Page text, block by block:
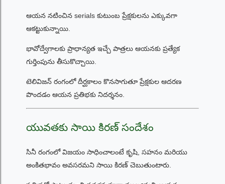
ఆయన నటించిన serials కుటుంబ ప్రేక్షకులను ఎక్కువగా
ఆకట్టుకున్నాయి.
భావోద్వేగాలకు ప్రాధాన్యత ఇచ్చే పాత్రలు ఆయనకు ప్రత్యేక
గుర్తింపును తీసుకొచ్చాయి.
టెలివిజన్ రంగంలో దీర్ఘకాలం కొనసాగుతూ ప్రేక్షకుల ఆదరణ
పొందడం ఆయన ప్రతిభకు నిదర్శనం.
యువతకు సాయి కిరణ్ సందేశం
సినీ రంగంలో విజయం సాధించాలంటే కృషి, సహనం మరియు
అంకితభావం అవసరమని సాయి కిరణ్ చెబుతుంటారు.